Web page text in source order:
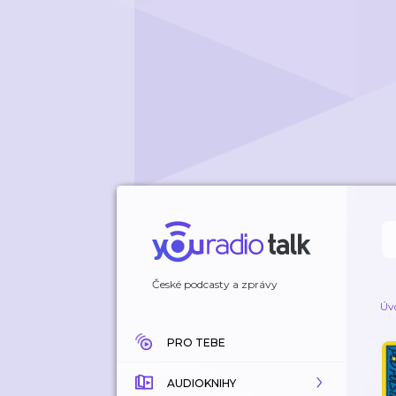
České podcasty a zprávy
PRO TEBE
AUDIOKNIHY